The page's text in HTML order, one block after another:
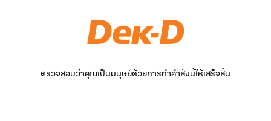
ตรวจสอบว่าคุณเป็นมนุษย์ด้วยการทำคำสั่งนี้ให้เสร็จสิ้น